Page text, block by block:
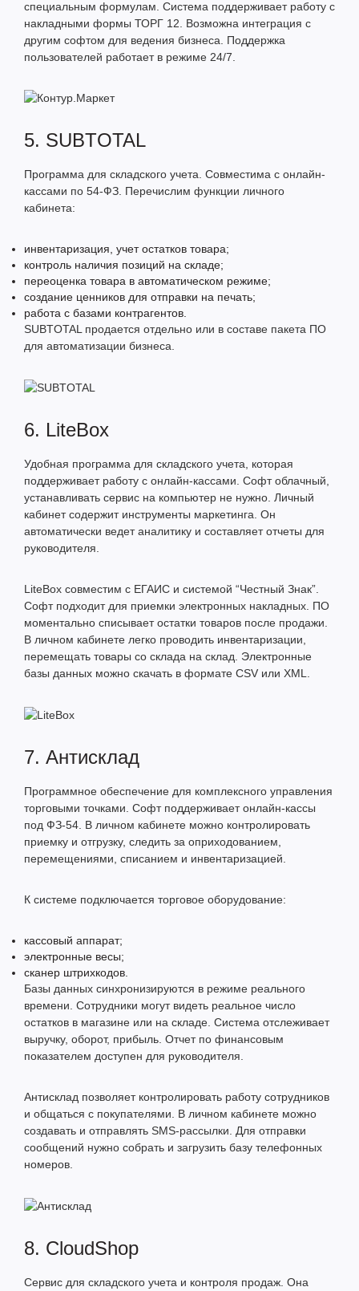
специальным формулам. Система поддерживает работу с
накладными формы ТОРГ 12. Возможна интеграция с
другим софтом для ведения бизнеса. Поддержка
пользователей работает в режиме 24/7.
5. SUBTOTAL
Программа для складского учета. Совместима с онлайн-
кассами по 54-ФЗ. Перечислим функции личного
кабинета:
инвентаризация, учет остатков товара;
контроль наличия позиций на складе;
переоценка товара в автоматическом режиме;
создание ценников для отправки на печать;
работа с базами контрагентов.
SUBTOTAL продается отдельно или в составе пакета ПО
для автоматизации бизнеса.
6. LiteBox
Удобная программа для складского учета, которая
поддерживает работу с онлайн-кассами. Софт облачный,
устанавливать сервис на компьютер не нужно. Личный
кабинет содержит инструменты маркетинга. Он
автоматически ведет аналитику и составляет отчеты для
руководителя.
LiteBox совместим с ЕГАИС и системой “Честный Знак”.
Софт подходит для приемки электронных накладных. ПО
моментально списывает остатки товаров после продажи.
В личном кабинете легко проводить инвентаризации,
перемещать товары со склада на склад. Электронные
базы данных можно скачать в формате CSV или XML.
7. Антисклад
Программное обеспечение для комплексного управления
торговыми точками. Софт поддерживает онлайн-кассы
под ФЗ-54. В личном кабинете можно контролировать
приемку и отгрузку, следить за оприходованием,
перемещениями, списанием и инвентаризацией.
К системе подключается торговое оборудование:
кассовый аппарат;
электронные весы;
сканер штрихкодов.
Базы данных синхронизируются в режиме реального
времени. Сотрудники могут видеть реальное число
остатков в магазине или на складе. Система отслеживает
выручку, оборот, прибыль. Отчет по финансовым
показателем доступен для руководителя.
Антисклад позволяет контролировать работу сотрудников
и общаться с покупателями. В личном кабинете можно
создавать и отправлять SMS-рассылки. Для отправки
сообщений нужно собрать и загрузить базу телефонных
номеров.
8. CloudShop
Сервис для складского учета и контроля продаж. Она